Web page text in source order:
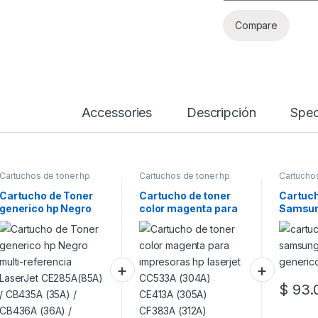
Compare
Accessories Descripción
de toner hp
de Toner
hp Negro
referencia
/
(35A) /
(36A) /
(78A
Cartuchos de toner hp
Cartucho de toner
color magenta para
impresoras hp
laserjet CC533A
(304A) CE413A
(305A) CF383A
(312A)
D108S
$